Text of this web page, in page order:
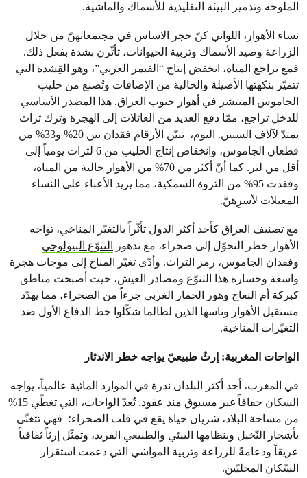
الملوحة وتدمير البيئة التقليدية للأسماك والماشية.
نساء الأهوار، اللواتي كنّ حجر الاساس في مجتمعاتهنّ من خلال
الزراعة وصيد الأسماك وتربية الحيوانات، تأثّرن بشدة بفعل ذلك.
فمع تراجع المياه، انخفض إنتاج “القيمر العربي”، وهو القِشدة التي
تتميّز بنكهتها الأصيلة والخالية من الإضافات وتُصنع من حليب
الجاموس المنتشر في أهوار جنوب العراق. هذا المصدر الأساسي
للدخل تراجع، ممّا دفع العديد من العائلات إلى الهجرة وترك تراث
يمتدّ لآلاف السنين. اليوم، تبيّن الأرقام فقدان بين 20% و33% من
قطعان الجاموس، وانخفاض إنتاج الحليب من 6 لترات يومياً إلى
أقل من لتر. كما أنّ أكثر من 70% من الأهوار خالية من المياه،
وفقدت 95% من الثروة السمكية، مما يزيد الأعباء على النساء
المعيلات لأسرِهنَّ.
مع تصنيف العراق كأحد أكثر الدول تأثّراً بالتغيّر المناخي، تواجه
الأهوار خطر التحوّل إلى صحراء، مع تدهور التنوّع البيولوجي
وفقدان الجاموس، رمز التراث. وأدّى تغيّر المناخ إلى موجات هجرة
واسعة وخسارة هذا التنوّع ومصادر العيش، حيث أصبحت مناطق
كبركة أم النعاج وهور الحمار الغربي جزءاً من الصحراء، مما يهدّد
مستقبل الأهوار وناسها الذين لطالما شكّلوا خط الدفاع الأول ضد
التغيّرات المناخية.
الواحات المغربية: إرثٌ طبيعيّ يواجه خطر الاندثار
في المغرب، أحد أكثر البلدان ندرة في الموارد المائية عالمياً، يواجه
السكان جفافاً غير مسبوق منذ عقود. تُعدّ الواحات، التي تغطّي 15%
من مساحة البلاد، شريان حياة يقع في قلب الصحراء؛ فهي تتغنّى
بأشجار النّخيل وبنظامها البيئي والطبيعي الفريد، وتمثّل إرثاً ثقافياً
عريقاً ودعامةً للزراعة وتربية المواشي التي دعمت استقرار
السّكان المحليّين.